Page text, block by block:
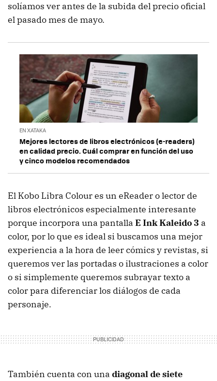
solíamos ver antes de la subida del precio oficial
el pasado mes de mayo.
EN XATAKA
Mejores lectores de libros electrónicos (e-readers)
en calidad precio. Cuál comprar en función del uso
y cinco modelos recomendados
El Kobo Libra Colour es un eReader o lector de
libros electrónicos especialmente interesante
porque incorpora una pantalla E Ink Kaleido 3 a
color, por lo que es ideal si buscamos una mejor
experiencia a la hora de leer cómics y revistas, si
queremos ver las portadas o ilustraciones a color
o si simplemente queremos subrayar texto a
color para diferenciar los diálogos de cada
personaje.
También cuenta con una diagonal de siete